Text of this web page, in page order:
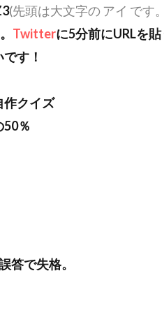
(先頭は大文字の アイ です
Twitterに5分前にURLを
す！
作クイズ
50％
答で失格。